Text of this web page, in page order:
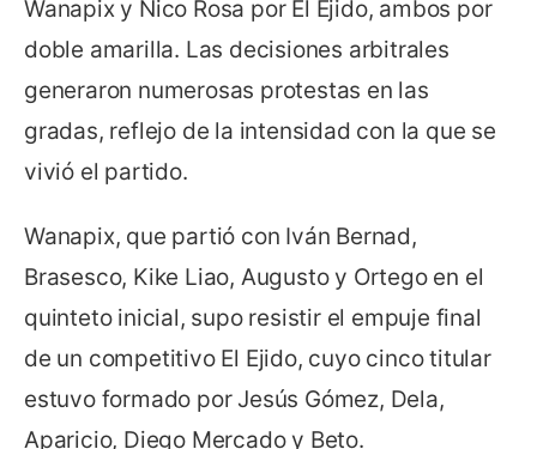
Wanapix y Nico Rosa por El Ejido, ambos por
doble amarilla. Las decisiones arbitrales
generaron numerosas protestas en las
gradas, reflejo de la intensidad con la que se
vivió el partido.
Wanapix, que partió con Iván Bernad,
Brasesco, Kike Liao, Augusto y Ortego en el
quinteto inicial, supo resistir el empuje final
de un competitivo El Ejido, cuyo cinco titular
estuvo formado por Jesús Gómez, Dela,
Aparicio, Diego Mercado y Beto.